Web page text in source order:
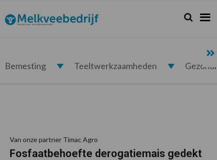
de
hoofdnavigatie
de
hoofd
de
eerste
de
voettekst
Melkveebedrijf.nl Zoeken...
Zoek
Bemesting Teeltwerkzaamheden
Van onze partner Timac Agro
Fosfaatbehoefte derogatiemais gedekt